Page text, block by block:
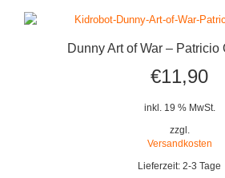
Dunny Art of War – Patricio
€11,90
inkl. 19 % MwSt.
zzgl.
Versandkosten
Lieferzeit: 2-3 Tage